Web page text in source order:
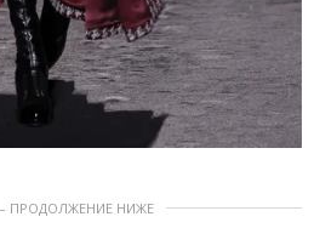
ПРОДОЛЖЕНИЕ НИЖЕ